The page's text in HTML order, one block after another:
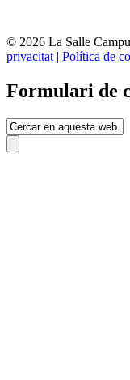
© 2026 La Salle
privacitat | Política de
Formulari de